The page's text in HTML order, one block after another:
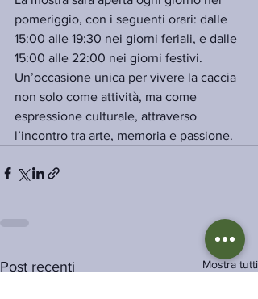
pomeriggio, con i seguenti orari: dalle
15:00 alle 19:30 nei giorni feriali, e dalle
15:00 alle 22:00 nei giorni festivi.
Un’occasione unica per vivere la caccia
non solo come attività, ma come
espressione culturale, attraverso
l’incontro tra arte, memoria e passione.
Post recenti Mostra tutti